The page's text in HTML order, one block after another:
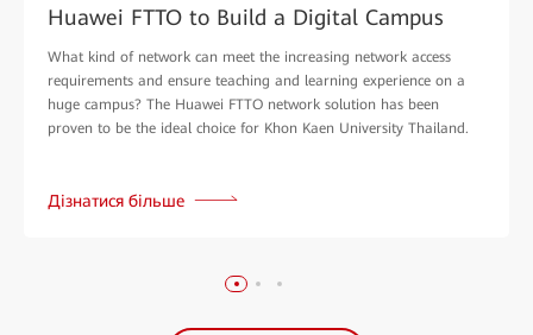
Huawei FTTO to Build a Digital Campus
What kind of network can meet the increasing network access
requirements and ensure teaching and learning experience on a
huge campus? The Huawei FTTO network solution has been
proven to be the ideal choice for Khon Kaen University Thailand.
Дізнатися більше